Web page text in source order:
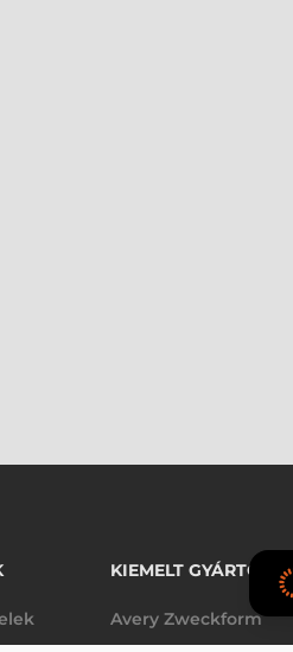
KIEMELT GYÁRTÓINK
Avery Zweckform